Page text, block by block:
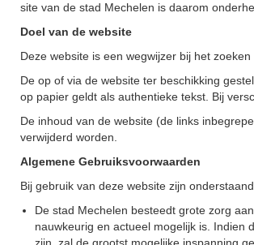
site van de stad Mechelen is daarom
Doel van de website
Deze website is een wegwijzer bij het
De op of via de website ter beschikking
op papier geldt als authentieke tekst. Bij
De inhoud van de website (de links
verwijderd worden.
Algemene Gebruiksvoorwaarden
Bij gebruik van deze website zijn
De stad Mechelen besteedt grote zorg
nauwkeurig en actueel mogelijk is. Indien